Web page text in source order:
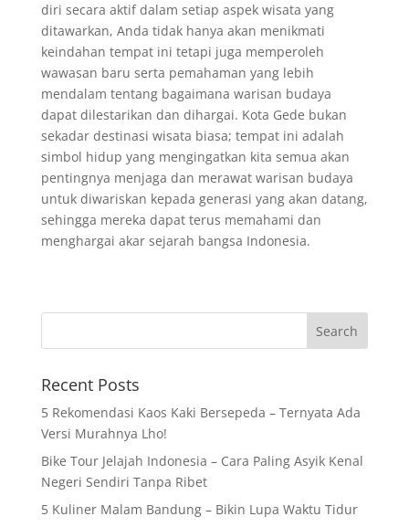
diri secara aktif dalam setiap aspek wisata yang
ditawarkan, Anda tidak hanya akan menikmati
keindahan tempat ini tetapi juga memperoleh
wawasan baru serta pemahaman yang lebih
mendalam tentang bagaimana warisan budaya
dapat dilestarikan dan dihargai. Kota Gede bukan
sekadar destinasi wisata biasa; tempat ini adalah
simbol hidup yang mengingatkan kita semua akan
pentingnya menjaga dan merawat warisan budaya
untuk diwariskan kepada generasi yang akan datang,
sehingga mereka dapat terus memahami dan
menghargai akar sejarah bangsa Indonesia.
Recent Posts
5 Rekomendasi Kaos Kaki Bersepeda – Ternyata Ada
Versi Murahnya Lho!
Bike Tour Jelajah Indonesia – Cara Paling Asyik Kenal
Negeri Sendiri Tanpa Ribet
5 Kuliner Malam Bandung – Bikin Lupa Waktu Tidur